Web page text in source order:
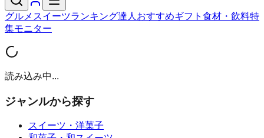
グルメ スイーツランキング達人おすすめギフト 食材・飲料特
集モニター
読み込み中...
ジャンルから探す
スイーツ・洋菓子